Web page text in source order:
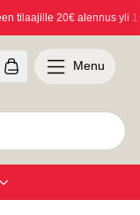
tilaajille 20€ alennus yli
Menu